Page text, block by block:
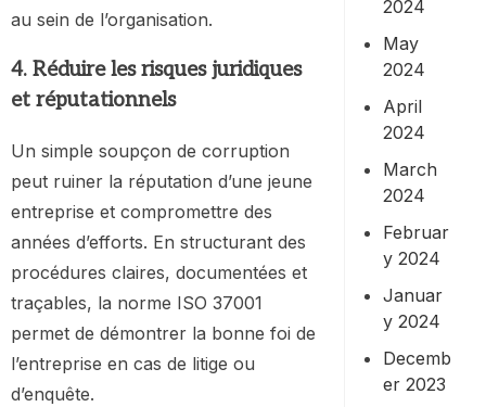
au sein de l’organisation.
4. Réduire les risques juridiques
et réputationnels
Un simple soupçon de corruption
peut ruiner la réputation d’une jeune
entreprise et compromettre des
années d’efforts. En structurant des
procédures claires, documentées et
traçables, la norme ISO 37001
permet de démontrer la bonne foi de
l’entreprise en cas de litige ou
d’enquête.
2024
May
2024
April
2024
March
2024
Februar
y 2024
Januar
y 2024
Decemb
er 2023